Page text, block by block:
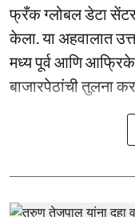
फ्रँक ग्लोबल डेटा
केला. या अहवालात
मध्य पूर्व आणि
बाजारपेठांची तुलना